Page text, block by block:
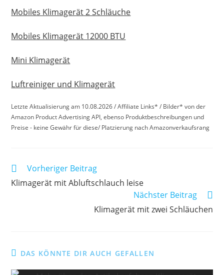
Mobiles Klimagerät 2 Schläuche
Mobiles Klimagerät 12000 BTU
Mini Klimagerät
Luftreiniger und Klimagerät
Letzte Aktualisierung am 10.08.2026 / Affiliate Links* / Bilder* von der
Amazon Product Advertising API, ebenso Produktbeschreibungen und
Preise - keine Gewähr für diese/ Platzierung nach Amazonverkaufsrang
Weitere
Artikel
ansehen
Vorheriger Beitrag
Klimagerät mit Abluftschlauch leise
Nächster Beitrag
Klimagerät mit zwei Schläuchen
DAS KÖNNTE DIR AUCH GEFALLEN